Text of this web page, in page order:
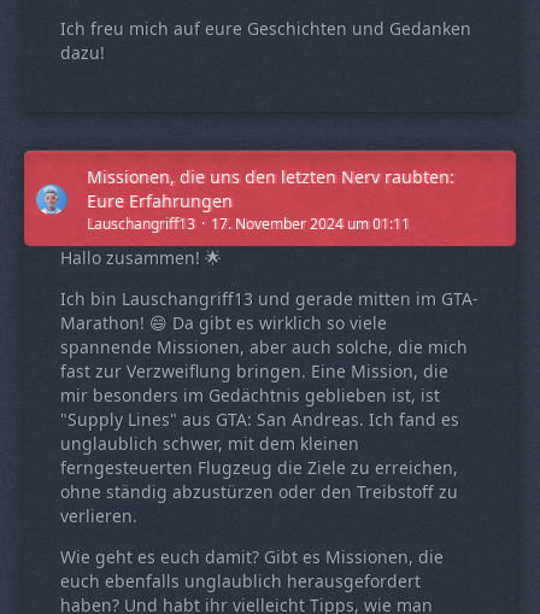
Ich freu mich auf eure Geschichten und Gedanken
dazu!
Missionen, die uns den letzten Nerv raubten:
Eure Erfahrungen
Lauschangriff13 17. November 2024 um 01:11
Hallo zusammen! 🌟
Ich bin Lauschangriff13 und gerade mitten im GTA-
Marathon! 😄 Da gibt es wirklich so viele
spannende Missionen, aber auch solche, die mich
fast zur Verzweiflung bringen. Eine Mission, die
mir besonders im Gedächtnis geblieben ist, ist
"Supply Lines" aus GTA: San Andreas. Ich fand es
unglaublich schwer, mit dem kleinen
ferngesteuerten Flugzeug die Ziele zu erreichen,
ohne ständig abzustürzen oder den Treibstoff zu
verlieren.
Wie geht es euch damit? Gibt es Missionen, die
euch ebenfalls unglaublich herausgefordert
haben? Und habt ihr vielleicht Tipps, wie man